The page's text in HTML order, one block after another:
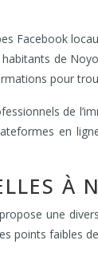
Facebook
de
pour
de
en
À
une
points faibles